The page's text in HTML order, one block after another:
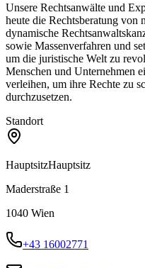
Unsere Rechtsanwälte und
heute die Rechtsberatung von
dynamische
sowie Massenverfahren und
um die juristische Welt zu
Menschen und Unternehmen
verleihen, um ihre Rechte zu
durchzusetzen.
Standort
HauptsitzHauptsitz
Maderstraße 1
1040 Wien
+43 16002771